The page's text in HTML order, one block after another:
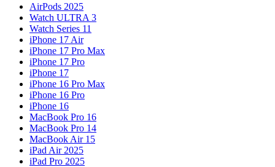
AirPods 2025
Watch ULTRA 3
Watch Series 11
iPhone 17 Air
iPhone 17 Pro Max
iPhone 17 Pro
iPhone 17
iPhone 16 Pro Max
iPhone 16 Pro
iPhone 16
MacBook Pro 16
MacBook Pro 14
MacBook Air 15
iPad Air 2025
iPad Pro 2025